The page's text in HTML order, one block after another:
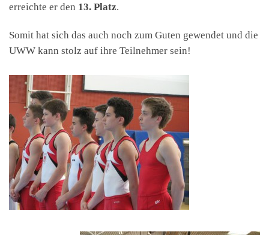
erreichte er den 13. Platz.
Somit hat sich das auch noch zum Guten gewendet und die
UWW kann stolz auf ihre Teilnehmer sein!